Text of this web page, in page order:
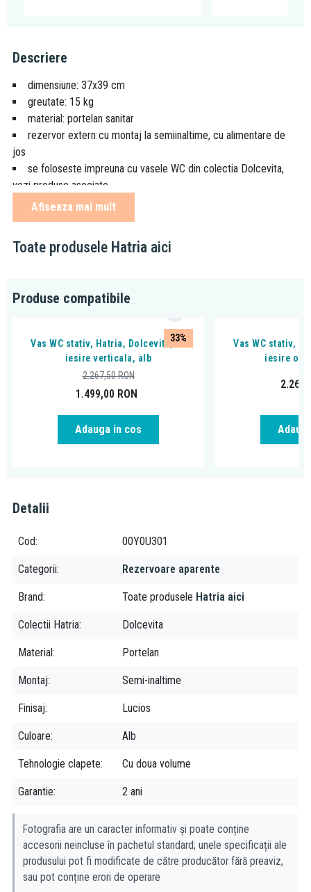
Descriere
dimensiune: 37x39 cm
greutate: 15 kg
material: portelan sanitar
rezervor extern cu montaj la semiinaltime, cu alimentare de
jos
se foloseste impreuna cu vasele WC din colectia Dolcevita,
vezi produse asociate
se livreaza cu mecanism Geberit si cu buton de actionare
dublu (3/6 litri) pentru economisirea apei
inclus
culoare: alb
Afiseaza mai mult
Toate produsele Hatria aici
Produse compatibile
33%
Vas WC stativ, Hatria, Dolcevita, cu
iesire verticala, alb
1.499,00 RON
2.267,50RON
Adauga in cos
Vas WC stativ,
iesire
Detalii
Cod 00Y0U301
Categorii Rezervoare aparente
Brand Toate produsele Hatria aici
Colectii Hatria Dolcevita
Material Portelan
Montaj Semi-inaltime
Finisaj Lucios
Culoare Alb
Tehnologie clapete Cu doua volume
Garantie 2 ani
Fotografia are un caracter informativ și poate conține
accesorii neincluse în pachetul standard; unele specificații ale
produsului pot fi modificate de către producător fără preaviz,
sau pot conține erori de operare